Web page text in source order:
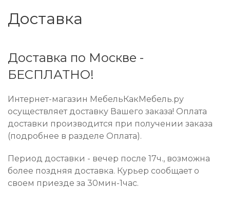
Доставка
Доставка по Москве -
БЕСПЛАТНО!
Интернет-магазин МебельКакМебель.ру
осуществляет доставку Вашего заказа! Оплата
доставки производится при получении заказа
(подробнее в разделе Оплата).
Период доставки - вечер после 17ч., возможна
более поздняя доставка. Курьер сообщает о
своем приезде за 30мин-1час.